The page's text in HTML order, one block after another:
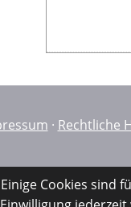
· Rechtliche
Cookies